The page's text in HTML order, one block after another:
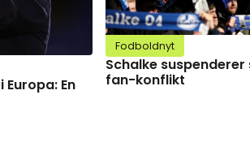
En
Fodboldnyt
Schalke
fan-konflikt